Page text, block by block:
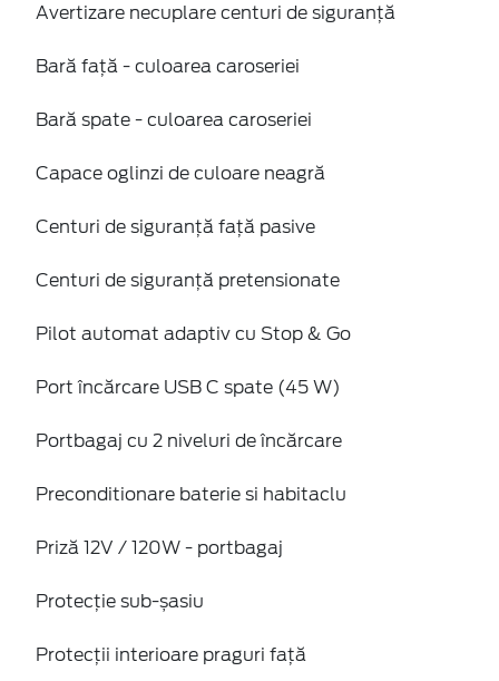
Avertizare necuplare centuri de siguranță
Bară față - culoarea caroseriei
Bară spate - culoarea caroseriei
Capace oglinzi de culoare neagră
Centuri de siguranță față pasive
Centuri de siguranță pretensionate
Pilot automat adaptiv cu Stop & Go
Port încărcare USB C spate (45 W)
Portbagaj cu 2 niveluri de încărcare
Preconditionare baterie si habitaclu
Priză 12V / 120W - portbagaj
Protecție sub-șasiu
Protecții interioare praguri față